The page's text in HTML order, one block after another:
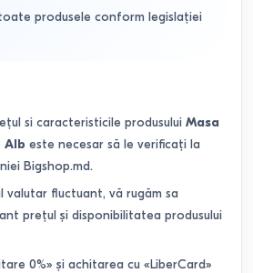
produsele conform legislației
si caracteristicile produsului Masa
Alb este necesar să le verificați la
Bigshop.md.
valutar fluctuant, vă rugăm sa
prețul și disponibilitatea produsului
0%» și achitarea cu «LiberCard»